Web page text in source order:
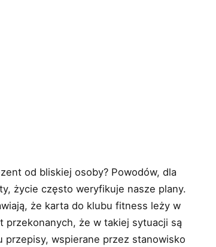
od bliskiej osoby? Powodów, dla
życie często weryfikuje nasze plany.
że karta do klubu fitness leży w
przekonanych, że w takiej sytuacji są
wspierane przez stanowisko